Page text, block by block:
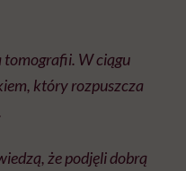
tomografii. W ciągu
który rozpuszcza
że podjęli dobrą